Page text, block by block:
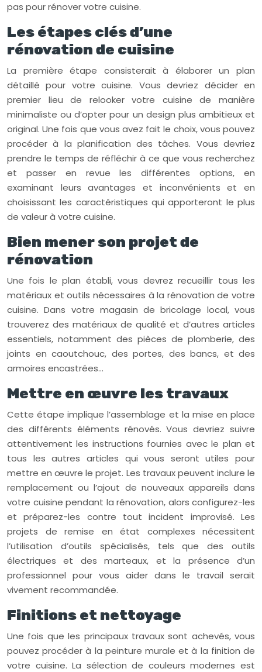
pas pour rénover votre cuisine.
Les étapes clés d’une
rénovation de cuisine
La première étape consisterait à élaborer un plan
détaillé pour votre cuisine. Vous devriez décider en
premier lieu de relooker votre cuisine de manière
minimaliste ou d’opter pour un design plus ambitieux et
original. Une fois que vous avez fait le choix, vous pouvez
procéder à la planification des tâches. Vous devriez
prendre le temps de réfléchir à ce que vous recherchez
et passer en revue les différentes options, en
examinant leurs avantages et inconvénients et en
choisissant les caractéristiques qui apporteront le plus
de valeur à votre cuisine.
Bien mener son projet de
rénovation
Une fois le plan établi, vous devrez recueillir tous les
matériaux et outils nécessaires à la rénovation de votre
cuisine. Dans votre magasin de bricolage local, vous
trouverez des matériaux de qualité et d’autres articles
essentiels, notamment des pièces de plomberie, des
joints en caoutchouc, des portes, des bancs, et des
armoires encastrées…
Mettre en œuvre les travaux
Cette étape implique l’assemblage et la mise en place
des différents éléments rénovés. Vous devriez suivre
attentivement les instructions fournies avec le plan et
tous les autres articles qui vous seront utiles pour
mettre en œuvre le projet. Les travaux peuvent inclure le
remplacement ou l’ajout de nouveaux appareils dans
votre cuisine pendant la rénovation, alors configurez-les
et préparez-les contre tout incident improvisé. Les
projets de remise en état complexes nécessitent
l’utilisation d’outils spécialisés, tels que des outils
électriques et des marteaux, et la présence d’un
professionnel pour vous aider dans le travail serait
vivement recommandée.
Finitions et nettoyage
Une fois que les principaux travaux sont achevés, vous
pouvez procéder à la peinture murale et à la finition de
votre cuisine. La sélection de couleurs modernes est